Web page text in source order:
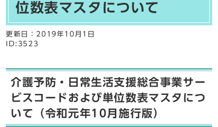
位数表マスタについて
更新日： 2019年10月1日
ID:3523
介護予防・日常生活支援総合事業サー
ビスコードおよび単位数表マスタにつ
いて（令和元年10月施行版）